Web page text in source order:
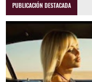
PUBLICACIÓN DESTACADA